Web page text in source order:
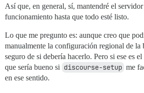
Así que, en general, sí, mantendré el
funcionamiento hasta que todo esté listo.
Lo que me pregunto es: aunque creo que
manualmente la configuración regional de la
seguro de si debería hacerlo. Pero si ese es
que sería bueno si discourse-setup me
en ese sentido.